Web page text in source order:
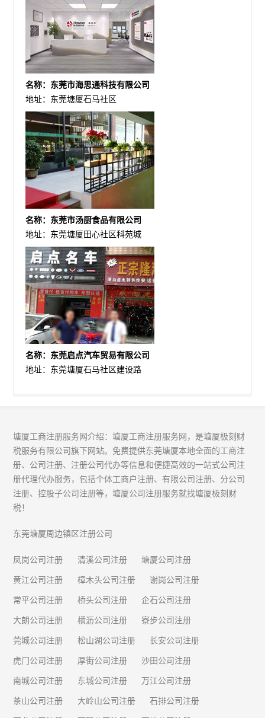
名称：东莞市海思通科技有限公司
地址：东莞塘厦石马社区
名称：东莞市汤厨食品有限公司
地址：东莞塘厦田心社区科苑城
名称：东莞启点汽车贸易有限公司
地址：东莞塘厦石马社区建设路
塘厦工商注册服务网介绍：塘厦工商注册服务网，是塘厦极刻财
税服务有限公司旗下网站。免费提供东莞塘厦本地全面的工商注
册、公司注册、注册公司代办等信息和便捷高效的一站式公司注
册代理代办服务，包括个体工商户注册、有限公司注册、分公司
注册、控股子公司注册等，塘厦公司注册服务就找塘厦极刻财
税！
东莞塘厦周边镇区注册公司
凤岗公司注册 清溪公司注册 塘厦公司注册
黄江公司注册 樟木头公司注册 谢岗公司注册
常平公司注册 桥头公司注册 企石公司注册
大朗公司注册 横沥公司注册 寮步公司注册
莞城公司注册 松山湖公司注册 长安公司注册
虎门公司注册 厚街公司注册 沙田公司注册
南城公司注册 东城公司注册 万江公司注册
茶山公司注册 大岭山公司注册 石排公司注册